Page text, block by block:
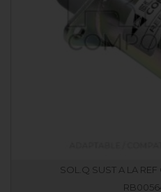
SOL.Q SUST A LA